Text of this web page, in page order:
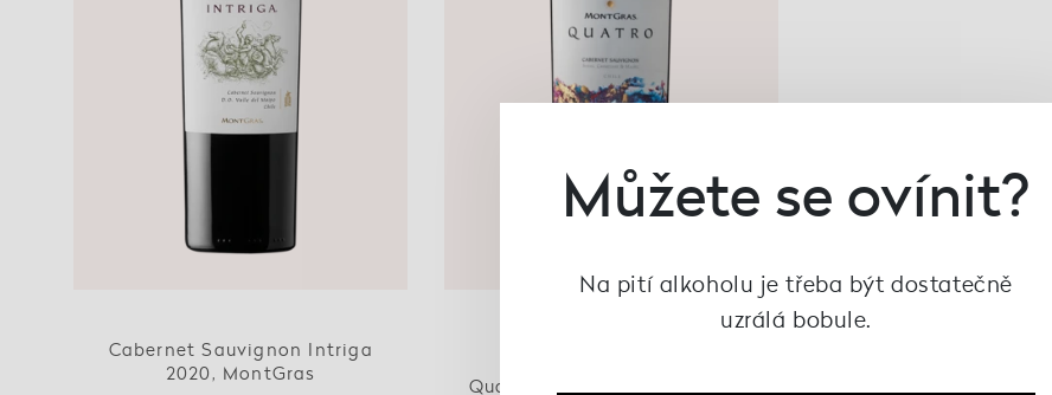
Cabernet Sauvignon Intriga
2020, MontGras
Quatro Cuvée 2022, MontGras
Můžete se ovínit?
Na pití alkoholu je třeba být dostatečně
uzrálá bobule.